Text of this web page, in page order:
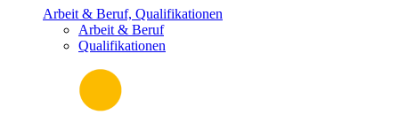
Arbeit & Beruf, Qualifikationen
Arbeit & Beruf
Qualifikationen